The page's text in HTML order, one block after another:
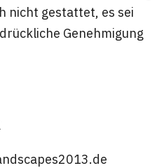
nicht gestattet, es sei
Genehmigung